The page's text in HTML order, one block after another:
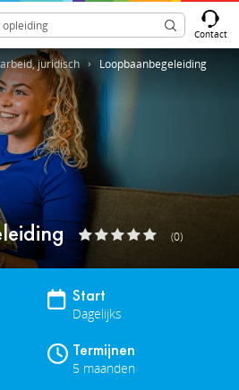
Contact
juridisch Loopbaanbegeleiding
(0)
Start
Dagelijks
Termijnen
5 maanden